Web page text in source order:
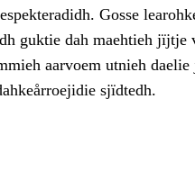
Gosse
guktie dah maehtieh jïjtje
aarvoem utnieh
sjïdtedh.